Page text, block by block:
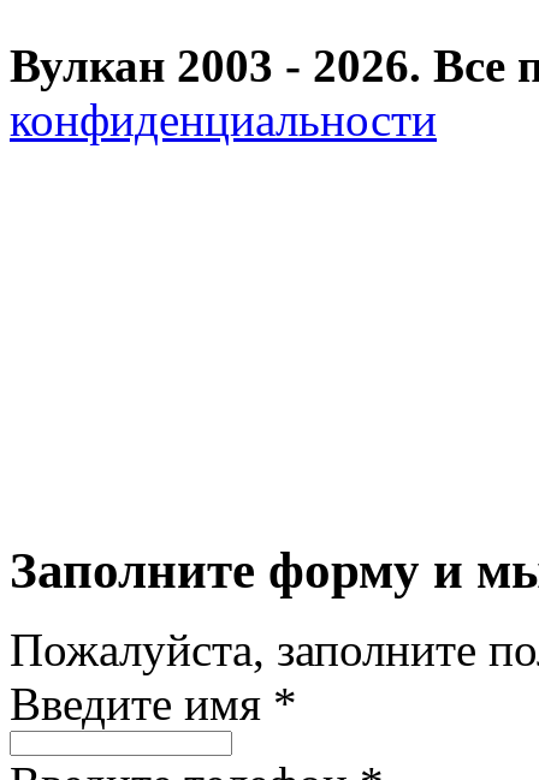
Вулкан 2003 - 2026.
конфиденциальности
Заполните форму и
Пожалуйста, заполните
Введите имя *